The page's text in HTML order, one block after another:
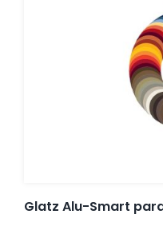
Umbrosa en Paraflex
Glatz Alu-Smart